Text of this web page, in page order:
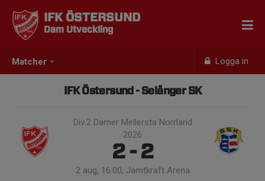
Matcher Logga in
IFK ÖSTERSUND
Dam Utveckling
IFK Östersund - Selånger SK
Div.2 Damer Mellersta Norrland
2026
2 - 2
2 aug, 16:00, Jämtkraft Arena